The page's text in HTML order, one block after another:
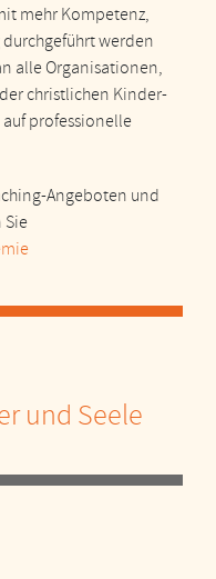
mehr Kompetenz,
werden
alle Organisationen,
christlichen Kinder-
professionelle
Angeboten und
Sie
und Seele